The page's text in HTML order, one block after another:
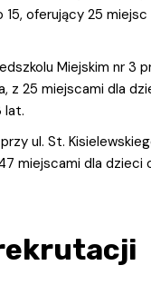
15, oferujący 25
Miejskim nr 3
z 25 miejscami dla
lat.
ul. St.
miejscami dla dzieci